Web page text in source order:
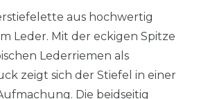
aus hochwertig
Leder. Mit der eckigen Spitze
Lederriemen als
zeigt sich der Stiefel in einer
Die beidseitig